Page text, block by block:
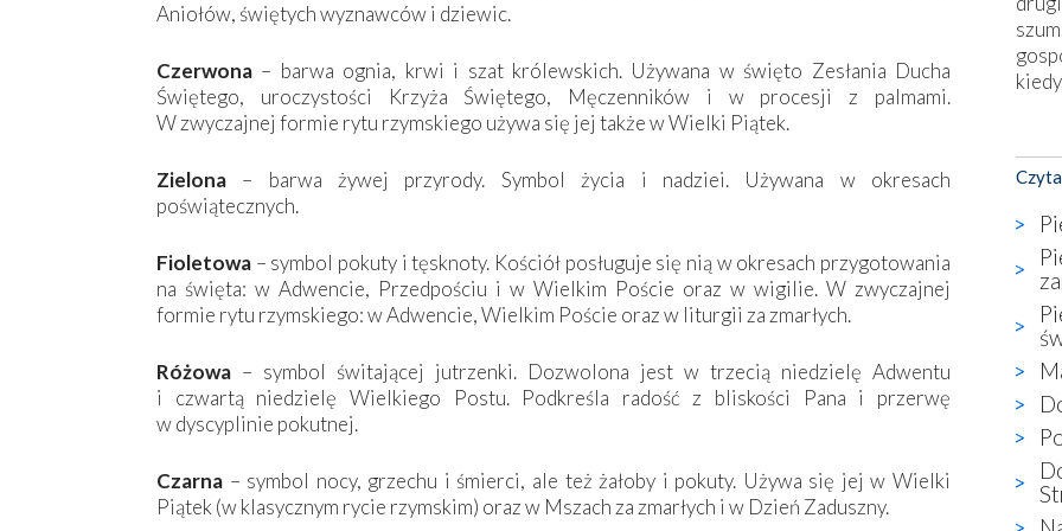
Aniołów, świętych wyznawców i dziewic.
Czerwona – barwa ognia, krwi i szat królewskich. Używana w święto Zesłania Ducha
Świętego, uroczystości Krzyża Świętego, Męczenników i w procesji z palmami.
W zwyczajnej formie rytu rzymskiego używa się jej także w Wielki Piątek.
Zielona – barwa żywej przyrody. Symbol życia i nadziei. Używana w okresach
poświątecznych.
Fioletowa – symbol pokuty i tęsknoty. Kościół posługuje się nią w okresach przygotowania
na święta: w Adwencie, Przedpościu i w Wielkim Poście oraz w wigilie. W zwyczajnej
formie rytu rzymskiego: w Adwencie, Wielkim Poście oraz w liturgii za zmarłych.
Różowa – symbol świtającej jutrzenki. Dozwolona jest w trzecią niedzielę Adwentu
i czwartą niedzielę Wielkiego Postu. Podkreśla radość z bliskości Pana i przerwę
w dyscyplinie pokutnej.
Czarna – symbol nocy, grzechu i śmierci, ale też żałoby i pokuty. Używa się jej w Wielki
Piątek (w klasycznym rycie rzymskim) oraz w Mszach za zmarłych i w Dzień Zaduszny.
co